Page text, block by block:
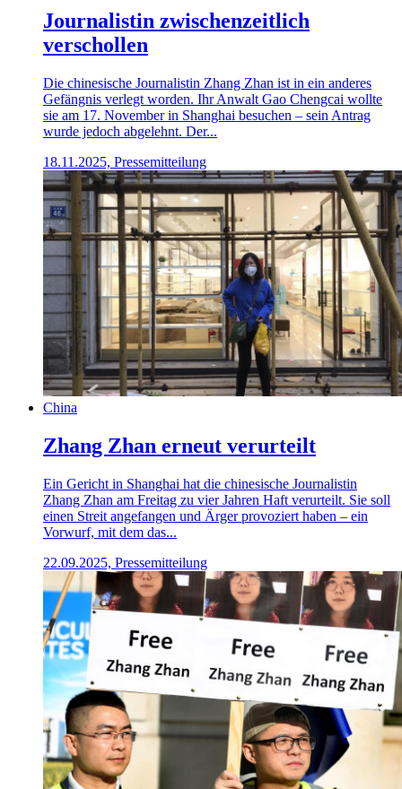
Journalistin zwischenzeitlich
verschollen
Die chinesische Journalistin Zhang Zhan ist in ein anderes
Gefängnis verlegt worden. Ihr Anwalt Gao Chengcai wollte
sie am 17. November in Shanghai besuchen – sein Antrag
wurde jedoch abgelehnt. Der...
18.11.2025, Pressemitteilung
China
Zhang Zhan erneut verurteilt
Ein Gericht in Shanghai hat die chinesische Journalistin
Zhang Zhan am Freitag zu vier Jahren Haft verurteilt. Sie soll
einen Streit angefangen und Ärger provoziert haben – ein
Vorwurf, mit dem das...
22.09.2025, Pressemitteilung